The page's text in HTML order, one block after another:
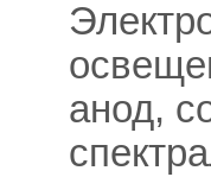
анод,